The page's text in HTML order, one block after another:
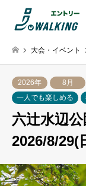
大会・イベント
2026年
8月
一人でも楽しめる
六辻水辺
2026/8/29(